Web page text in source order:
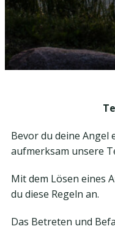
Bevor du deine
aufmerksam unsere
Mit dem Lösen eines
du diese Regeln an.
Das Betreten und